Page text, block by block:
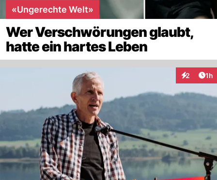
«Ungerechte Welt»
Wer Verschwörungen glaubt,
hatte ein hartes Leben
2 1h